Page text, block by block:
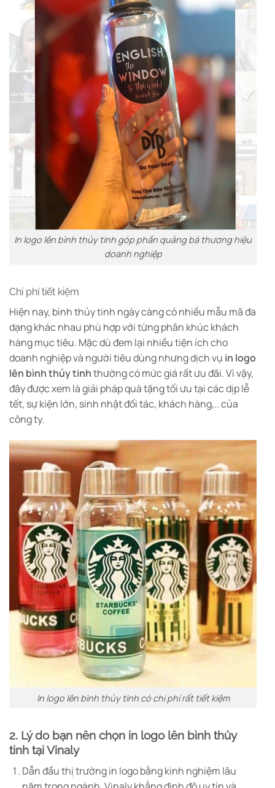
In logo lên bình thủy tinh góp phần quảng bá thương hiệu
doanh nghiệp
Chi phí tiết kiệm
Hiện nay, bình thủy tinh ngày càng có nhiều mẫu mã đa
dạng khác nhau phù hợp với từng phân khúc khách
hàng mục tiêu. Mặc dù đem lại nhiều tiện ích cho
doanh nghiệp và người tiêu dùng nhưng dịch vụ in logo
lên bình thủy tinhthường có mức giá rất ưu đãi. Vì vậy,
đây được xem là giải pháp quà tặng tối ưu tại các dịp lễ
tết, sự kiện lớn, sinh nhật đối tác, khách hàng,.. của
công ty.
In logo lên bình thủy tinh có chi phí rất tiết kiệm
2. Lý do bạn nên chọn in logo lên bình thủy
tinh tại Vinaly
Dẫn đầu thị trường in logo bằng kinh nghiệm lâu